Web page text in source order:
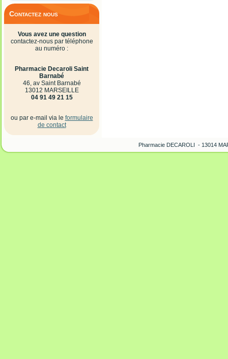
Contactez nous
Vous avez une question
contactez-nous par téléphone
au numéro :
Pharmacie Decaroli Saint
Barnabé
46, av Saint Barnabé
13012 MARSEILLE
04 91 49 21 15
ou par e-mail via le formulaire
de contact
Pharmacie DECAROLI - 13014